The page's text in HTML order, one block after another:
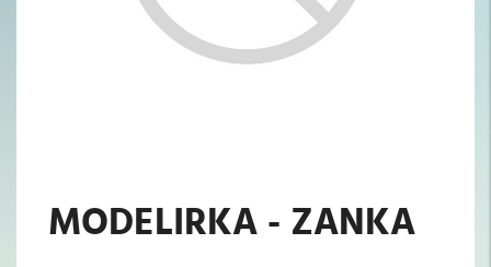
MODELIRKA - ZANKA